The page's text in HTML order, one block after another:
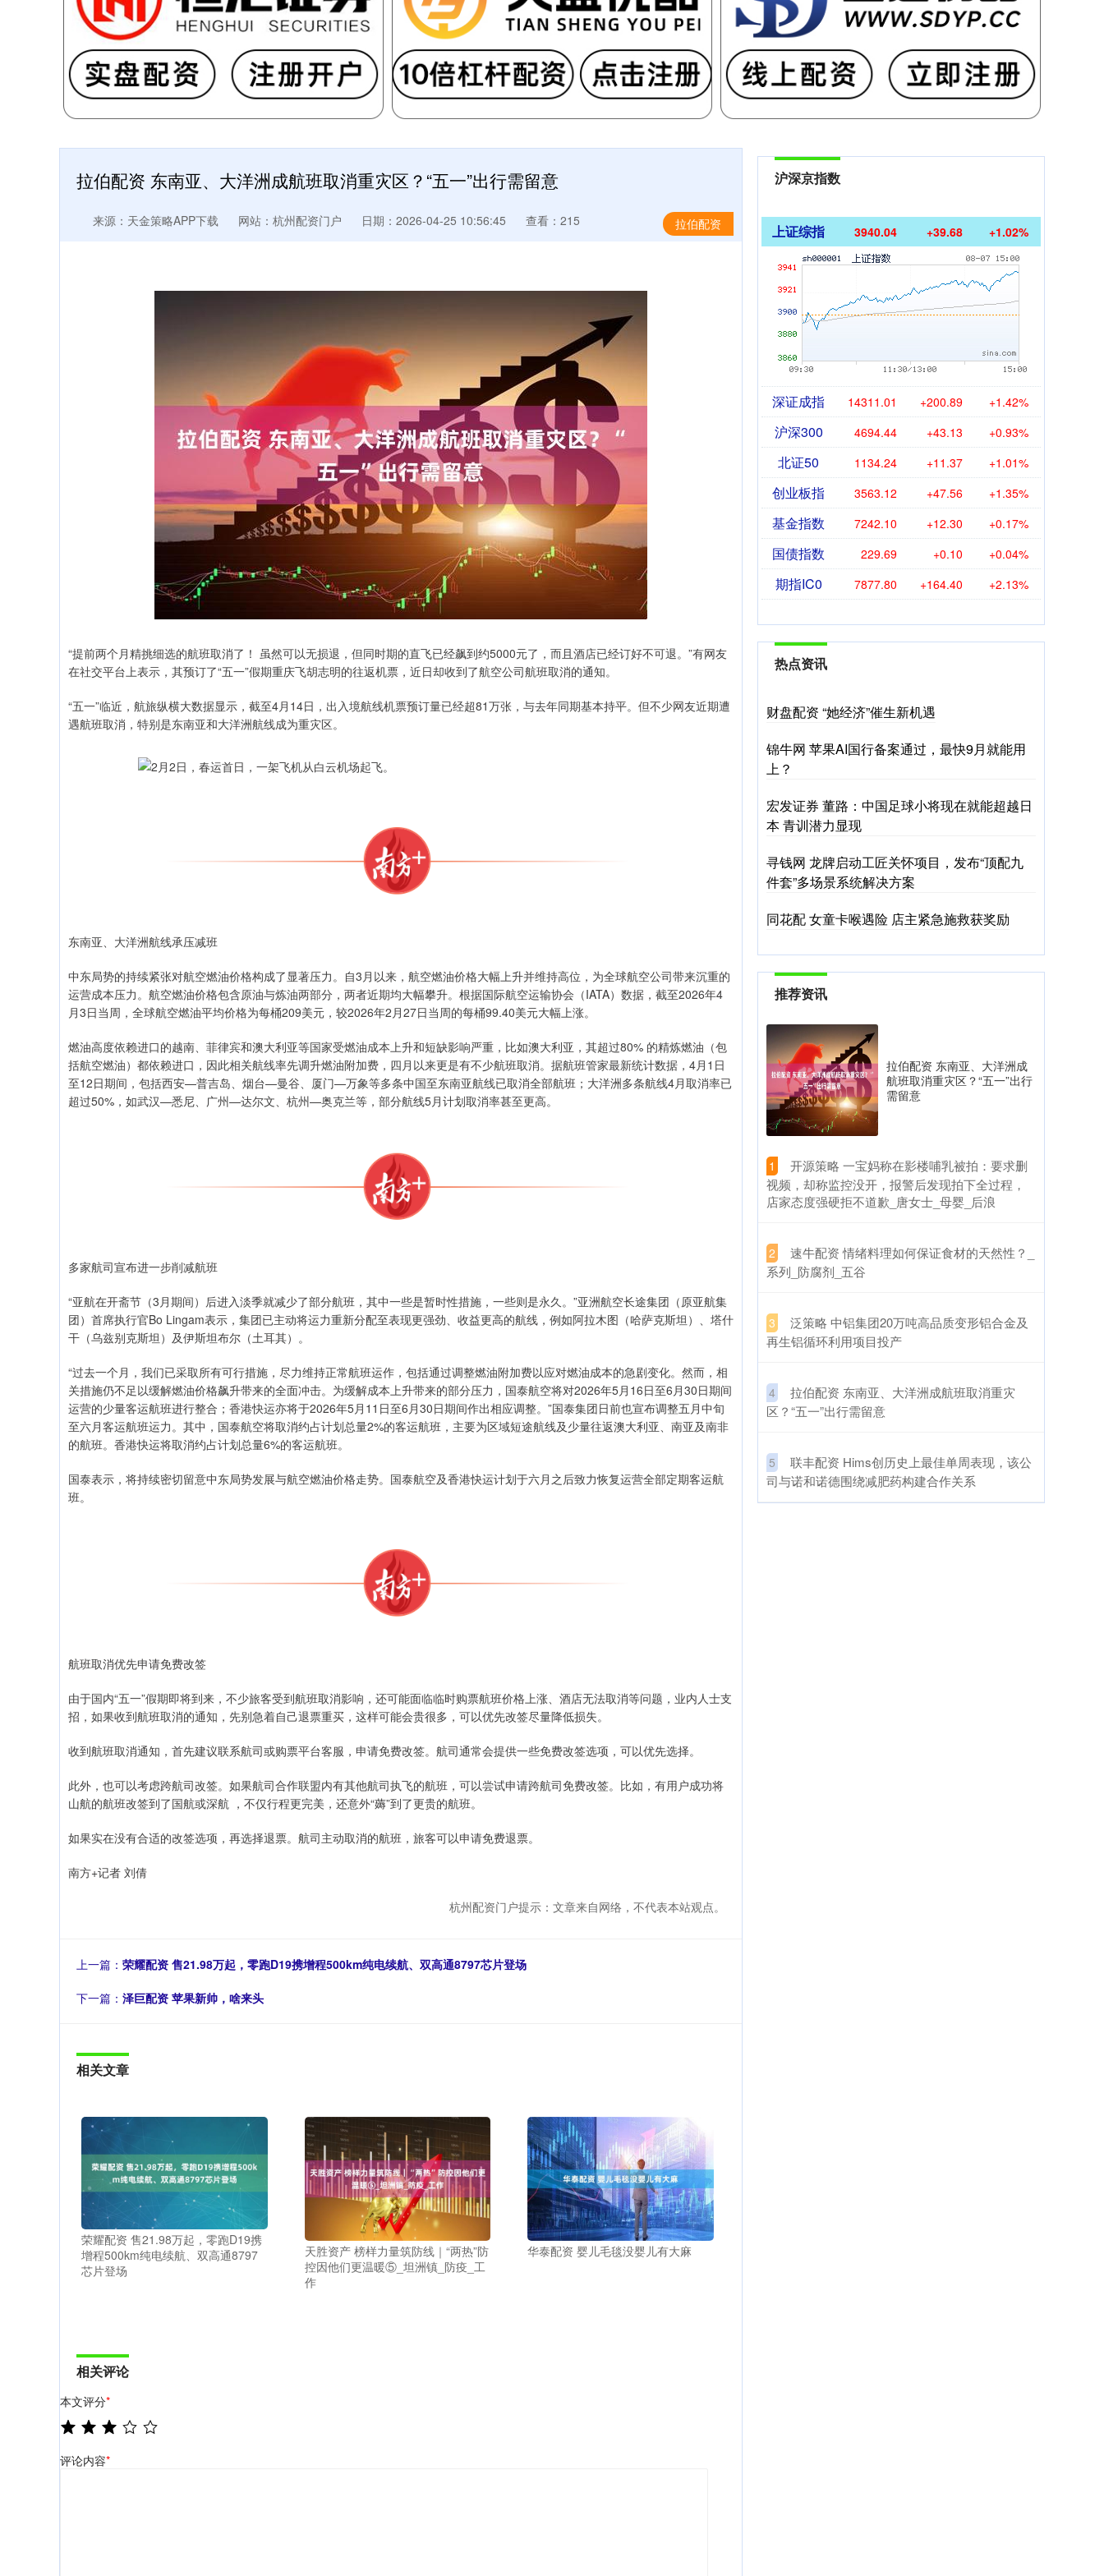
拉伯配资 东南亚、大洋洲成航班取消重灾区？“五一”出行需留意
拉伯配资
来源：天金策略APP下载 网站：杭州配资门户 日期：2026-04-25 10:56:45 查看：215
“提前两个月精挑细选的航班取消了！ 虽然可以无损退，但同时期的直飞已经飙到约5000元了，而且酒店已经订好不可退。”有网友
在社交平台上表示，其预订了“五一”假期重庆飞胡志明的往返机票，近日却收到了航空公司航班取消的通知。
“五一”临近，航旅纵横大数据显示，截至4月14日，出入境航线机票预订量已经超81万张，与去年同期基本持平。但不少网友近期遭
遇航班取消，特别是东南亚和大洋洲航线成为重灾区。
东南亚、大洋洲航线承压减班
中东局势的持续紧张对航空燃油价格构成了显著压力。自3月以来，航空燃油价格大幅上升并维持高位，为全球航空公司带来沉重的
运营成本压力。航空燃油价格包含原油与炼油两部分，两者近期均大幅攀升。根据国际航空运输协会（IATA）数据，截至2026年4
月3日当周，全球航空燃油平均价格为每桶209美元，较2026年2月27日当周的每桶99.40美元大幅上涨。
燃油高度依赖进口的越南、菲律宾和澳大利亚等国家受燃油成本上升和短缺影响严重，比如澳大利亚，其超过80% 的精炼燃油（包
括航空燃油）都依赖进口，因此相关航线率先调升燃油附加费，四月以来更是有不少航班取消。据航班管家最新统计数据，4月1日
至12日期间，包括西安—普吉岛、烟台—曼谷、厦门—万象等多条中国至东南亚航线已取消全部航班；大洋洲多条航线4月取消率已
超过50%，如武汉—悉尼、广州—达尔文、杭州—奥克兰等，部分航线5月计划取消率甚至更高。
多家航司宣布进一步削减航班
“亚航在开斋节（3月期间）后进入淡季就减少了部分航班，其中一些是暂时性措施，一些则是永久。”亚洲航空长途集团（原亚航集
团）首席执行官Bo Lingam表示，集团已主动将运力重新分配至表现更强劲、收益更高的航线，例如阿拉木图（哈萨克斯坦）、塔什
干（乌兹别克斯坦）及伊斯坦布尔（土耳其）。
“过去一个月，我们已采取所有可行措施，尽力维持正常航班运作，包括通过调整燃油附加费以应对燃油成本的急剧变化。然而，相
关措施仍不足以缓解燃油价格飙升带来的全面冲击。为缓解成本上升带来的部分压力，国泰航空将对2026年5月16日至6月30日期间
运营的少量客运航班进行整合；香港快运亦将于2026年5月11日至6月30日期间作出相应调整。”国泰集团日前也宣布调整五月中旬
至六月客运航班运力。其中，国泰航空将取消约占计划总量2%的客运航班，主要为区域短途航线及少量往返澳大利亚、南亚及南非
的航班。香港快运将取消约占计划总量6%的客运航班。
国泰表示，将持续密切留意中东局势发展与航空燃油价格走势。国泰航空及香港快运计划于六月之后致力恢复运营全部定期客运航
班。
️航班取消优先申请免费改签
由于国内“五一”假期即将到来，不少旅客受到航班取消影响，还可能面临临时购票航班价格上涨、酒店无法取消等问题，业内人士支
招，如果收到航班取消的通知，先别急着自己退票重买，这样可能会贵很多，可以优先改签尽量降低损失。
收到航班取消通知，首先建议联系航司或购票平台客服，申请免费改签。航司通常会提供一些免费改签选项，可以优先选择。
此外，也可以考虑跨航司改签。如果航司合作联盟内有其他航司执飞的航班，可以尝试申请跨航司免费改签。比如，有用户成功将
山航的航班改签到了国航或深航 ，不仅行程更完美，还意外“薅”到了更贵的航班。
如果实在没有合适的改签选项，再选择退票。航司主动取消的航班，旅客可以申请免费退票。
南方+记者 刘倩
杭州配资门户提示：文章来自网络，不代表本站观点。
上一篇： 荣耀配资 售21.98万起，零跑D19携增程500km纯电续航、双高通8797芯片登场
下一篇： 泽巨配资 苹果新帅，啥来头
相关文章
荣耀配资 售21.98万起，零跑D19携
增程500km纯电续航、双高通8797
芯片登场
天胜资产 榜样力量筑防线｜“两热”防
控因他们更温暖⑤_坦洲镇_防疫_工
作
华泰配资 婴儿毛毯没婴儿有大麻
相关评论
本文评分*
评论内容*
沪深京指数
上证综指 3940.04 +39.68 +1.02%
深证成指 14311.01 +200.89 +1.42%
沪深300 4694.44 +43.13 +0.93%
北证50 1134.24 +11.37 +1.01%
创业板指 3563.12 +47.56 +1.35%
基金指数 7242.10 +12.30 +0.17%
国债指数 229.69 +0.10 +0.04%
期指IC0 7877.80 +164.40 +2.13%
热点资讯
财盘配资 “她经济”催生新机遇
锦牛网 苹果AI国行备案通过，最快9月就能用
上？
宏发证券 董路：中国足球小将现在就能超越日
本 青训潜力显现
寻钱网 龙牌启动工匠关怀项目，发布“顶配九
件套”多场景系统解决方案
同花配 女童卡喉遇险 店主紧急施救获奖励
推荐资讯
拉伯配资 东南亚、大洋洲成
航班取消重灾区？“五一”出行
需留意
1
​开源策略 一宝妈称在影楼哺乳被拍：要求删
视频，却称监控没开，报警后发现拍下全过程，
店家态度强硬拒不道歉_唐女士_母婴_后浪
2
​速牛配资 情绪料理如何保证食材的天然性？_
系列_防腐剂_五谷
3
​泛策略 中铝集团20万吨高品质变形铝合金及
再生铝循环利用项目投产
4
​拉伯配资 东南亚、大洋洲成航班取消重灾
区？“五一”出行需留意
5
​联丰配资 Hims创历史上最佳单周表现，该公
司与诺和诺德围绕减肥药构建合作关系